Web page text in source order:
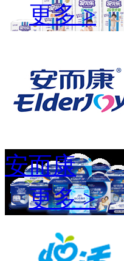
更多 >
安而康
更多 >